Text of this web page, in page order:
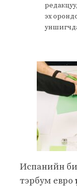
эх
Испанийн
тэрбум евро